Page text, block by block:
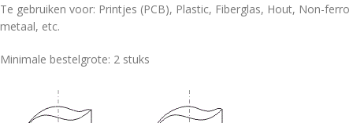
Te gebruiken voor: Printjes (PCB), Plastic, Fiberglas, Hout, Non-ferro
metaal, etc.
Minimale bestelgrote: 2 stuks